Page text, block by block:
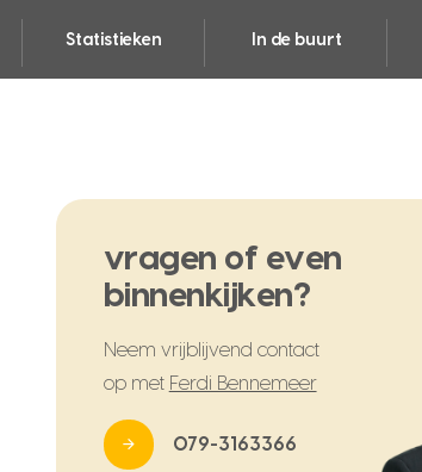
Statistieken In de buurt
vragen of even
binnenkijken?
Neem vrijblijvend contact
op met Ferdi Bennemeer
079-3163366